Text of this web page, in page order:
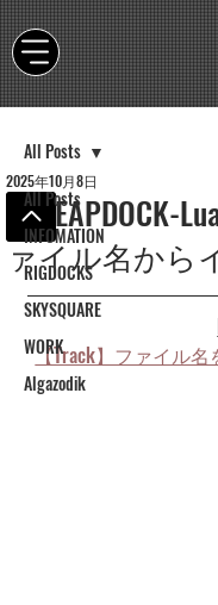
All Posts
INFOMATION
RIGDOCKS
SKYSQUARE
WORK
Algazodik
All Posts
【REAPDOCK-
ァイル名から
2025年10月8日
【Track】ファイル